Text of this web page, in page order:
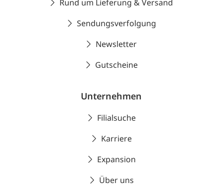
Rund um Lieferung & Versand
Sendungsverfolgung
Newsletter
Gutscheine
Unternehmen
Filialsuche
Karriere
Expansion
Über uns